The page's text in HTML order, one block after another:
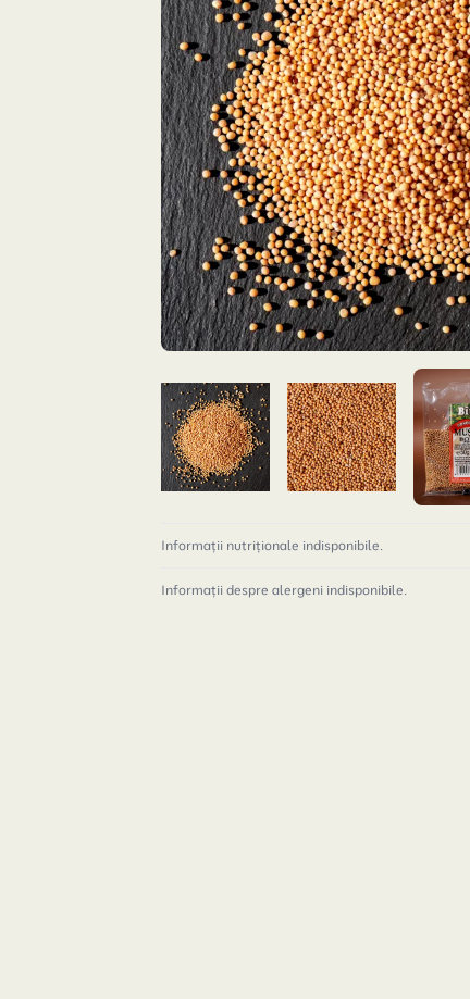
Informații nutriționale indisponibile.
Informații despre alergeni indisponibile.